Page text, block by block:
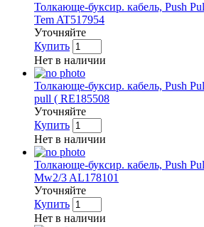
Толкающе-буксир. кабель, Push
Tem AT517954
Уточняйте
Купить
Нет в наличии
Толкающе-буксир. кабель, Push
pull ( RE185508
Уточняйте
Купить
Нет в наличии
Толкающе-буксир. кабель, Push
Mw2/3 AL178101
Уточняйте
Купить
Нет в наличии